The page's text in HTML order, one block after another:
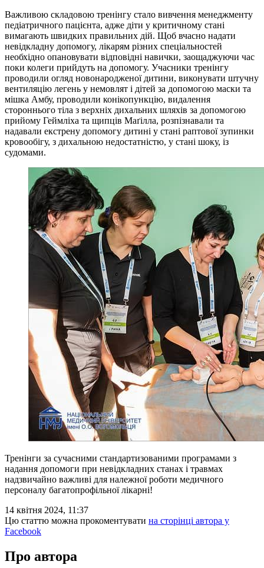
Важливою складовою тренінгу стало вивчення менеджменту
педіатричного пацієнта, адже діти у критичному стані
вимагають швидких правильних дій. Щоб вчасно надати
невідкладну допомогу, лікарям різних спеціальностей
необхідно опановувати відповідні навички, заощаджуючи час
поки колеги прийдуть на допомогу. Учасники тренінгу
проводили огляд новонародженої дитини, виконувати штучну
вентиляцію легень у немовлят і дітей за допомогою маски та
мішка Амбу, проводили конікопункцію, видалення
стороннього тіла з верхніх дихальних шляхів за допомогою
прийому Геймліха та щипців Маґілла, розпізнавали та
надавали екстрену допомогу дитині у стані раптової зупинки
кровообігу, з дихальною недостатністю, у стані шоку, із
судомами.
Тренінги за сучасними стандартизованими програмами з
надання допомоги при невідкладних станах і травмах
надзвичайно важливі для належної роботи медичного
персоналу багатопрофільної лікарні!
14 квітня 2024, 11:37
Цю статтю можна прокоментувати на сторінці автора у
Facebook
Про автора